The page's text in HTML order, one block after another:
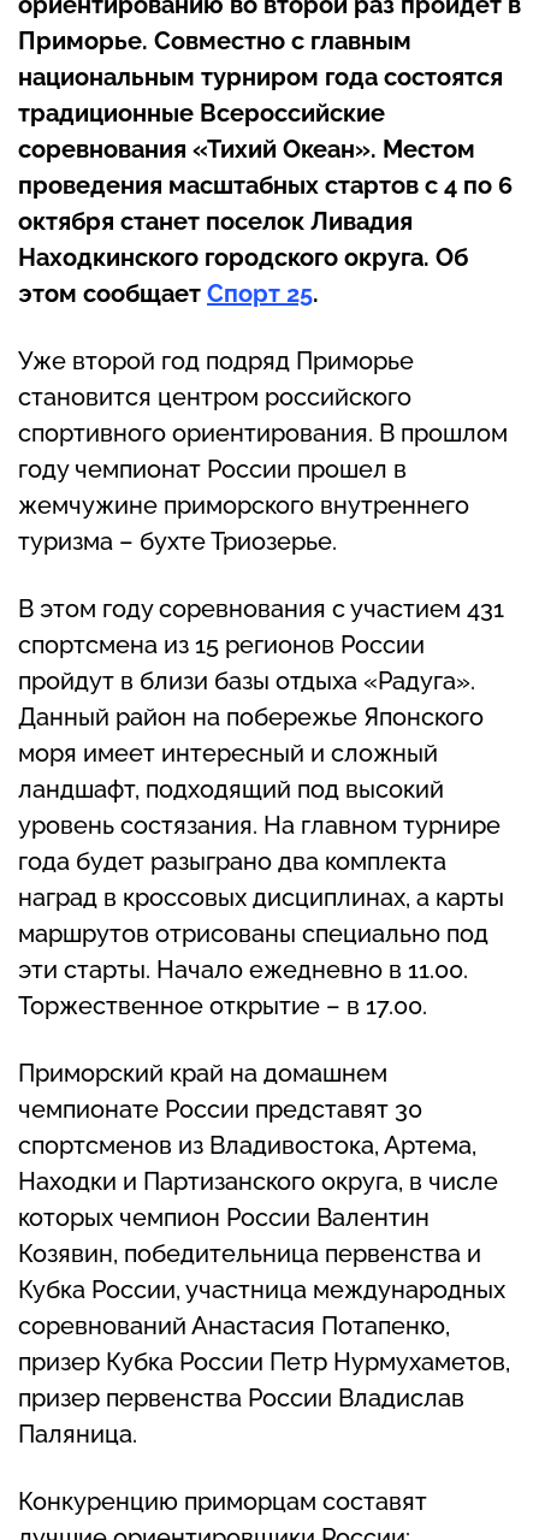
Приморье. Совместно с главным
национальным турниром года состоятся
традиционные Всероссийские
соревнования «Тихий Океан». Местом
проведения масштабных стартов с 4 по 6
октября станет поселок Ливадия
Находкинского городского округа. Об
этом сообщает Спорт 25.
Уже второй год подряд Приморье
становится центром российского
спортивного ориентирования. В прошлом
году чемпионат России прошел в
жемчужине приморского внутреннего
туризма – бухте Триозерье.
В этом году соревнования с участием 431
спортсмена из 15 регионов России
пройдут в близи базы отдыха «Радуга».
Данный район на побережье Японского
моря имеет интересный и сложный
ландшафт, подходящий под высокий
уровень состязания. На главном турнире
года будет разыграно два комплекта
наград в кроссовых дисциплинах, а карты
маршрутов отрисованы специально под
эти старты. Начало ежедневно в 11.00.
Торжественное открытие – в 17.00.
Приморский край на домашнем
чемпионате России представят 30
спортсменов из Владивостока, Артема,
Находки и Партизанского округа, в числе
которых чемпион России Валентин
Козявин, победительница первенства и
Кубка России, участница международных
соревнований Анастасия Потапенко,
призер Кубка России Петр Нурмухаметов,
призер первенства России Владислав
Паляница.
Конкуренцию приморцам составят